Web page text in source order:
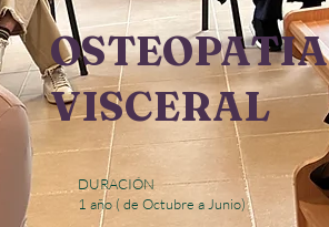
OSTEOPATIA
VISCERAL
DURACIÓN
1 año ( de Octubre a Junio)